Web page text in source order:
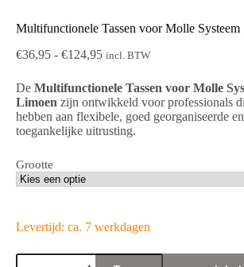
Multifunctionele Tassen voor Molle Systeem
€36,95 - €124,95Prijsklasse:
tot
€124,95
incl. BTW
De Multifunctionele Tassen voor Molle
Limoen zijn ontwikkeld voor professionals
hebben aan flexibele, goed georganiseerde
toegankelijke uitrusting.
Grootte
Levertijd: ca. 7 werkdagen
Multifunctionele